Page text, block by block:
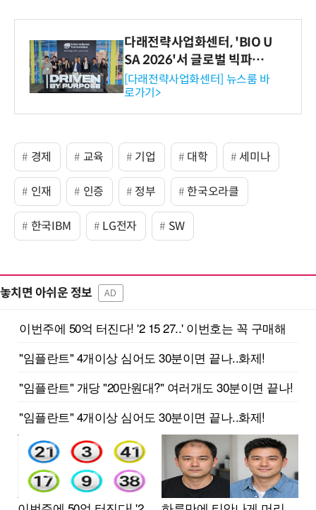
다래전략사업화센터, 'BIO U
SA 2026'서 글로벌 빅파마
와의 비즈니스 미팅 지원…K
-바이오 해외 진출 교두보 확
보
[다래전략사업화센터] 뉴스룸 바
로가기>
경제 교육 기업 대학 세미나
인재 인증 정부 한국오라클
한국IBM LG전자 SW
놓치면 아쉬운 정보 AD